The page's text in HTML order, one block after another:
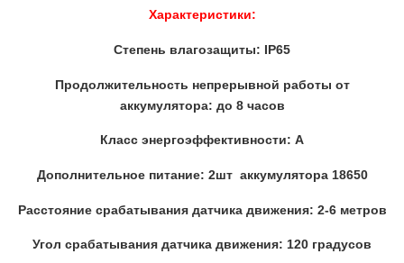
Характеристики:
Степень влагозащиты: IP65
Продолжительность непрерывной работы от
аккумулятора: до 8 часов
Класс энергоэффективности: A
Дополнительное питание: 2шт аккумулятора 18650
Расстояние срабатывания датчика движения: 2-6 метров
Угол срабатывания датчика движения: 120 градусов